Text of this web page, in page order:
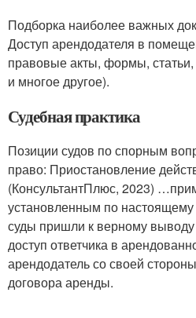
Подборка наиболее важных
Доступ арендодателя в
правовые акты, формы, статьи,
и многое другое).
Судебная практика
Позиции судов по спорным
право: Приостановление
(КонсультантПлюс, 2023)
установленным по настоящему
суды пришли к верному выводу
доступ ответчика в
арендодатель со своей
договора аренды.